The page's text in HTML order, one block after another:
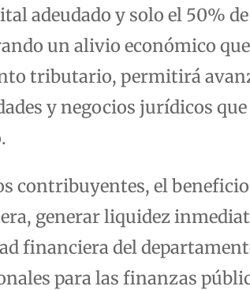
adeudado y solo el 50%
un alivio económico
tributario, permitirá
y negocios jurídicos
contribuyentes, el
generar liquidez
financiera del
para las finanzas